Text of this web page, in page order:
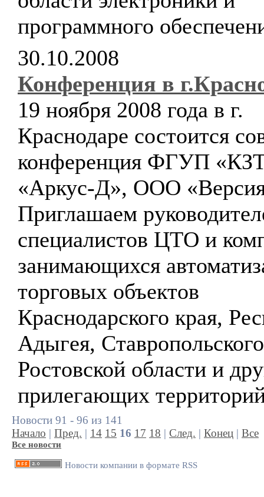
программного
30.10.2008
Конференция в
19 ноября 2008 года в г.
Краснодаре состоится
конференция ФГУП
«Аркус-Д», ООО
Приглашаем
специалистов ЦТО и
занимающихся
торговых объектов
Краснодарского края,
Адыгея,
Ростовской области и
прилегающих
Новости 91 - 96 из 141
Начало | Пред. | 14 15 16 17 18 | След. | Конец | Все
Все новости
Новости компании в формате RSS